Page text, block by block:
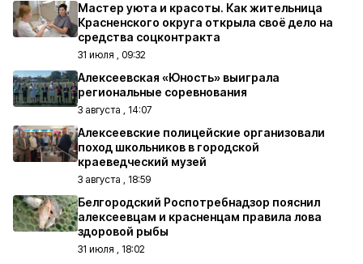
Мастер уюта и красоты. Как жительница
Красненского округа открыла своё дело на
средства соцконтракта
31 июля , 09:32
Алексеевская «Юность» выиграла
региональные соревнования
3 августа , 14:07
Алексеевские полицейские организовали
поход школьников в городской
краеведческий музей
3 августа , 18:59
Белгородский Роспотребнадзор пояснил
алексеевцам и красненцам правила лова
здоровой рыбы
31 июля , 18:02